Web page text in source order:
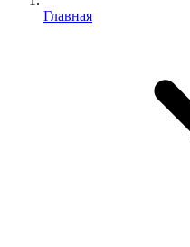
Главная